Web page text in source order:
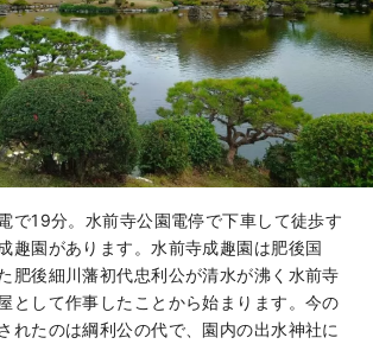
で19分。水前寺公園電停で下車して徒歩す
趣園があります。水前寺成趣園は肥後国
肥後細川藩初代忠利公が清水が沸く水前寺
として作事したことから始まります。今の
れたのは綱利公の代で、園内の出水神社に